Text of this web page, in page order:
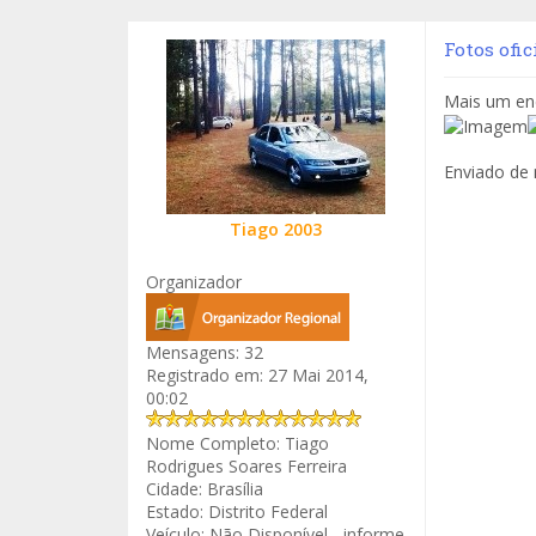
Tiago 2003
Organizador
Mensagens: 32
Registrado em: 27 Mai 2014,
00:02
Nome Completo: Tiago
Rodrigues Soares Ferreira
Cidade: Brasília
Estado: Distrito Federal
Fotos
Mais um
Enviado